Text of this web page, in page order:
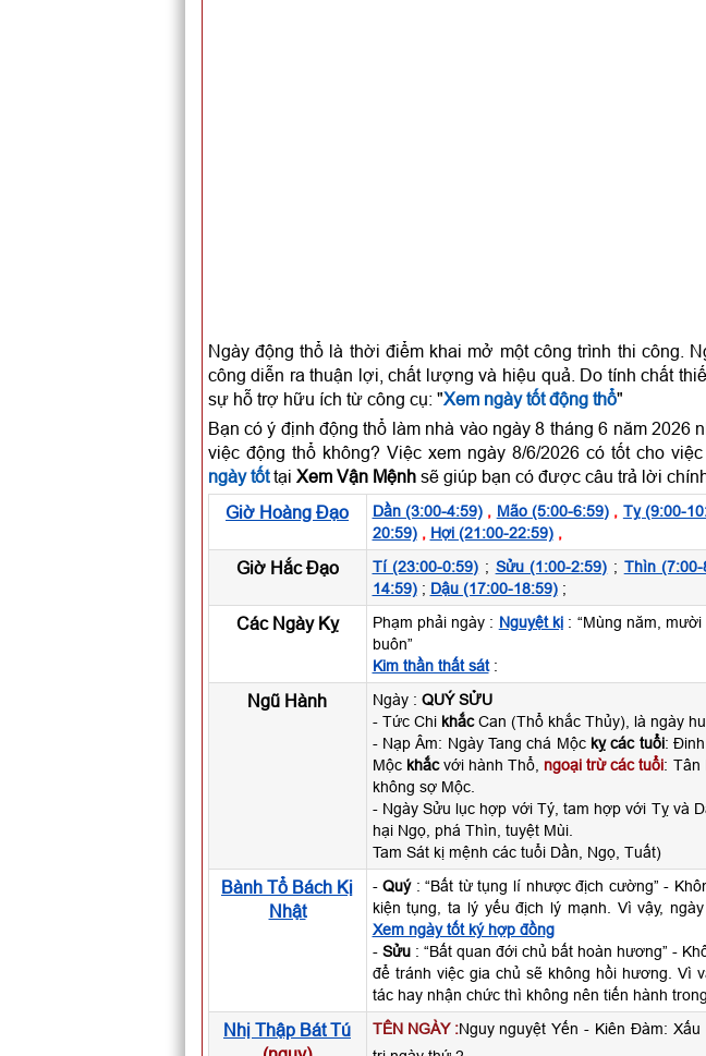
Ngày động thổ là thời điểm khai mở một công trình thi công.
công diễn ra thuận lợi, chất lượng và hiệu quả. Do tính chất
sự hỗ trợ hữu ích từ công cụ: "Xem ngày tốt động thổ"
Bạn có ý định động thổ làm nhà vào ngày 8 tháng 6 năm 2026
việc động thổ không? Việc xem ngày 8/6/2026 có tốt cho
ngày tốttại Xem Vận Mệnhsẽ giúp bạn có được câu trả lời
Giờ Hoàng Đạo
Dần (3:00-4:59), Mão (5:00-6:59) , Tỵ (9:00-
20:59), Hợi (21:00-22:59),
Giờ Hắc Đạo Tí (23:00-0:59) ; Sửu (1:00-2:59) ; Thìn (7:00-
14:59); Dậu (17:00-18:59);
Các Ngày Kỵ Phạm phải ngày : Nguyệt kị : “Mùng năm,
buôn”
Kim thần thất sát:
Ngũ Hành Ngày : QUÝ SỬU
- Tức Chi khắcCan (Thổ khắc Thủy), là ngày
- Nạp Âm: Ngày Tang chá Mộc kỵ các tuổi:
Mộc khắcvới hành Thổ, ngoại trừ các tuổi: Tân
không sợ Mộc.
- Ngày Sửu lục hợp với Tý, tam hợp với Tỵ và
hại Ngọ, phá Thìn, tuyệt Mùi.
Tam Sát kị mệnh các tuổi Dần, Ngọ, Tuất)
Bành Tổ Bách Kị
Nhật
-Quý: “Bất từ tụng lí nhược địch cường” -
kiện tụng, ta lý yếu địch lý mạnh. Vì vậy,
Xem ngày tốt ký hợp đồng
- Sửu: “Bất quan đới chủ bất hoàn hương” -
để tránh việc gia chủ sẽ không hồi hương. Vì
tác hay nhận chức thì không nên tiến hành
Nhị Thập Bát Tú
TÊN NGÀY :Nguy nguyệt Yến - Kiên Đàm: